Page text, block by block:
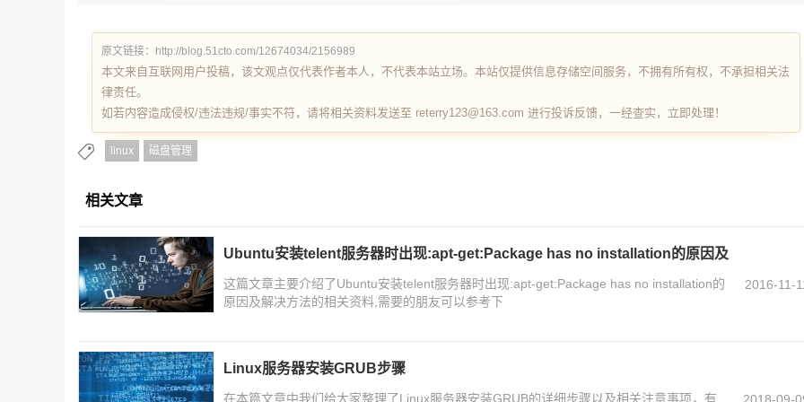
原文链接：http://blog.51cto.com/12674034/2156989
本文来自互联网用户投稿，该文观点仅代表作者本人，不代表本站立场。本站仅提供信息存储空间服务，不拥有所有权，不承担相关法
律责任。
如若内容造成侵权/违法违规/事实不符，请将相关资料发送至 reterry123@163.com 进行投诉反馈，一经查实，立即处理！
linux 磁盘管理
相关文章
Ubuntu安装telent服务器时出现:apt-get:Package has no installation的原因及
这篇文章主要介绍了Ubuntu安装telent服务器时出现:apt-get:Package has no installation的
原因及解决方法的相关资料,需要的朋友可以参考下
2016-11-
Linux服务器安装GRUB步骤
在本篇文章中我们给大家整理了Linux服务器安装GRUB的详细步骤以及相关注意事项，有